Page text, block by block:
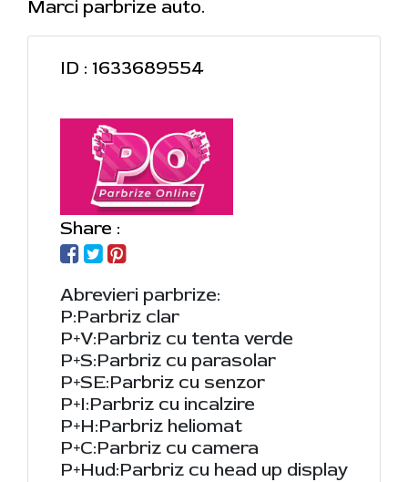
Marci parbrize auto.
ID : 1633689554
Share :
Abrevieri parbrize:
P:Parbriz clar
P+V:Parbriz cu tenta verde
P+S:Parbriz cu parasolar
P+SE:Parbriz cu senzor
P+I:Parbriz cu incalzire
P+H:Parbriz heliomat
P+C:Parbriz cu camera
P+Hud:Parbriz cu head up display